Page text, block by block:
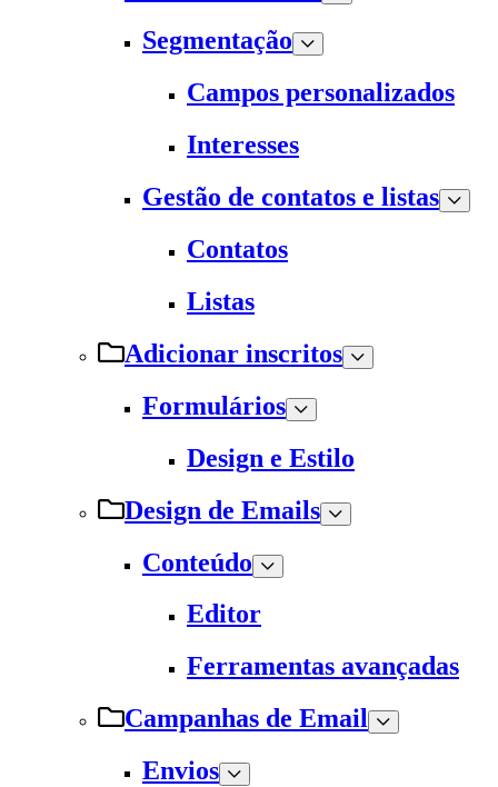
Segmentação
Campos personalizados
Interesses
Gestão de contatos e listas
Contatos
Listas
Adicionar inscritos
Formulários
Design e Estilo
Design de Emails
Conteúdo
Editor
Ferramentas avançadas
Campanhas de Email
Envios